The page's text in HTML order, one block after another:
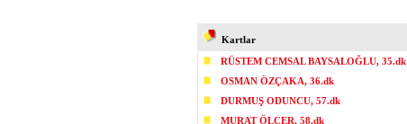
Kartlar
RÜSTEM CEMSAL BAYSALOĞLU, 35.dk
OSMAN ÖZÇAKA, 36.dk
DURMUŞ ODUNCU, 57.dk
MURAT ÖLÇER, 58.dk